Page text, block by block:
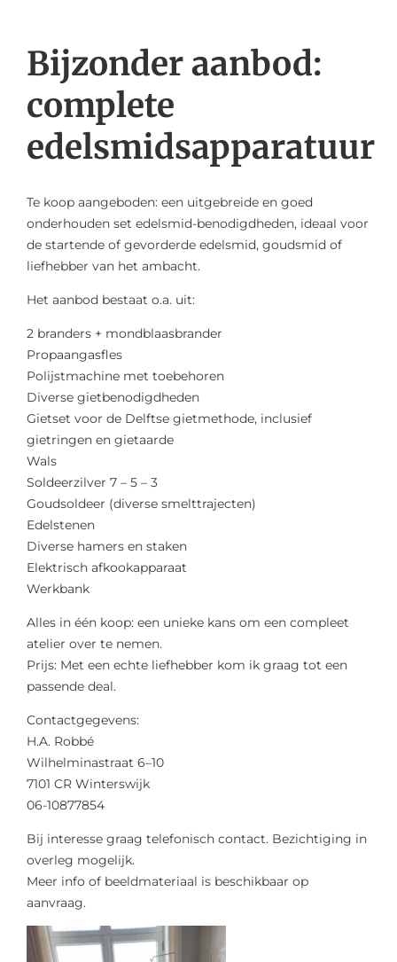
Bijzonder aanbod:
complete
edelsmidsapparatuur
Te koop aangeboden: een uitgebreide en goed
onderhouden set edelsmid-benodigdheden, ideaal voor
de startende of gevorderde edelsmid, goudsmid of
liefhebber van het ambacht.
Het aanbod bestaat o.a. uit:
2 branders + mondblaasbrander
Propaangasfles
Polijstmachine met toebehoren
Diverse gietbenodigdheden
Gietset voor de Delftse gietmethode, inclusief
gietringen en gietaarde
Wals
Soldeerzilver 7 – 5 – 3
Goudsoldeer (diverse smelttrajecten)
Edelstenen
Diverse hamers en staken
Elektrisch afkookapparaat
Werkbank
Alles in één koop: een unieke kans om een compleet
atelier over te nemen.
Prijs: Met een echte liefhebber kom ik graag tot een
passende deal.
Contactgegevens:
H.A. Robbé
Wilhelminastraat 6–10
7101 CR Winterswijk
06-10877854
Bij interesse graag telefonisch contact. Bezichtiging in
overleg mogelijk.
Meer info of beeldmateriaal is beschikbaar op
aanvraag.